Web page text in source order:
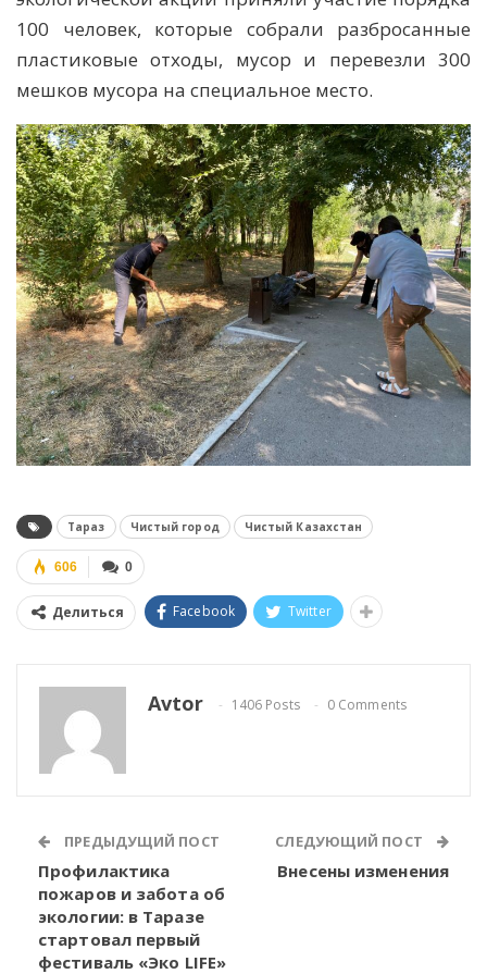
100 человек, которые собрали разбросанные
пластиковые отходы, мусор и перевезли 300
мешков мусора на специальное место.
Тараз Чистый город Чистый Казахстан
0
606
Делиться Facebook Twitter
Avtor 1406 Posts 0 Comments
ПРЕДЫДУЩИЙ ПОСТ
Профилактика
пожаров и забота об
экологии: в Таразе
стартовал первый
фестиваль «Эко LIFE»
СЛЕДУЮЩИЙ ПОСТ
Внесены изменения